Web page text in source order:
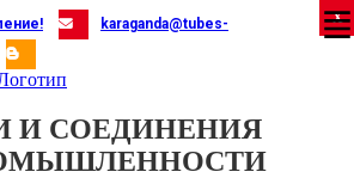
karaganda@tubes-
И СОЕДИНЕНИЯ
X
X
X
X
X
X
X
X
X
X
X
X
X
X
X
X
X
X
X